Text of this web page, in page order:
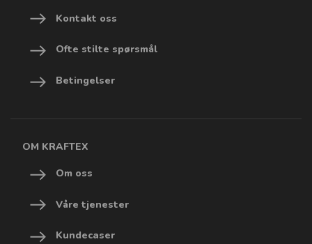
Kontakt oss
Ofte stilte spørsmål
Betingelser
OM KRAFTEX
Om oss
Våre tjenester
Kundecaser